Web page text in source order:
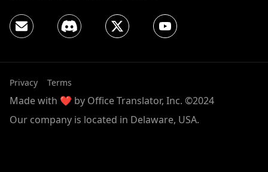
Privacy Terms
Made with ❤️ by Office Translator, Inc. ©2024
Our company is located in Delaware, USA.